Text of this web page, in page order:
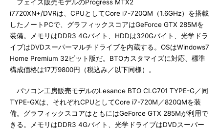
フェイス販売モデルのProgress MTX2
i7720XN+/DVRは、CPUとしてCore i7-720QM（1.6GHz）を搭載
したノートPCで、グラフィックスコアはGeForce GTX 285Mを
装備。メモリはDDR3 4Gバイト、HDDは320Gバイト、光学ドラ
イブはDVDスーパーマルチドライブを内蔵する。OSはWindows7
Home Premium 32ビット版だ。BTOカスタマイズに対応、標準
構成価格は17万9800円（税込み／以下同様）。
パソコン工房販売モデルのLesance BTO CLG701 TYPE-G／同
TYPE-GXは、それぞれCPUとしてCore i7-720M／820QMを装
備。グラフィックスコアはともにはGeForce GTX 285Mが利用で
きる。メモリはDDR3 4Gバイト、光学ドライブはDVDスーパー